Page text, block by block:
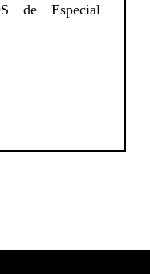
de Especial